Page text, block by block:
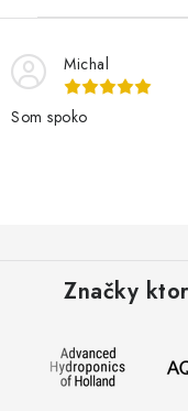
Michal
Som spoko
Značky